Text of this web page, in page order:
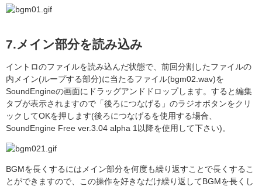
7.メイン部分を読み込み
イントロのファイルを読み込んだ状態で、前回分割したファイルの
内メイン(ループする部分)に当たるファイル(bgm02.wav)を
SoundEngineの画面にドラッグアンドドロップします。すると編集
タブが表示されますので「後ろにつなげる」のラジオボタンをクリ
ックしてOKを押します(後ろにつなげるを使用する場合、
SoundEngine Free ver.3.04 alpha 1以降を使用して下さい)。
BGMを長くするにはメイン部分を何度も繰り返すことで長くするこ
とができますので、この操作を好きなだけ繰り返してBGMを長くし